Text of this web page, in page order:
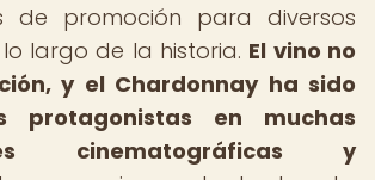
de promoción para diversos
largo de la historia. El vino no
y el Chardonnay ha sido
protagonistas en muchas
cinematográficas y